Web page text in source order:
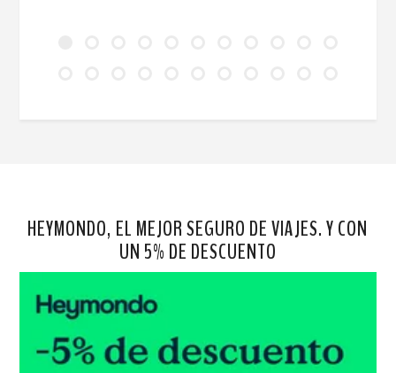
HEYMONDO, EL MEJOR SEGURO DE VIAJES. Y CON
UN 5% DE DESCUENTO